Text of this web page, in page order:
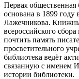
Первая общественная
основана в 1899 году
Лажечникова.
всероссийского
почтить память
просветительного
библиотека ведёт
связанную с именем
истории библиотеки.